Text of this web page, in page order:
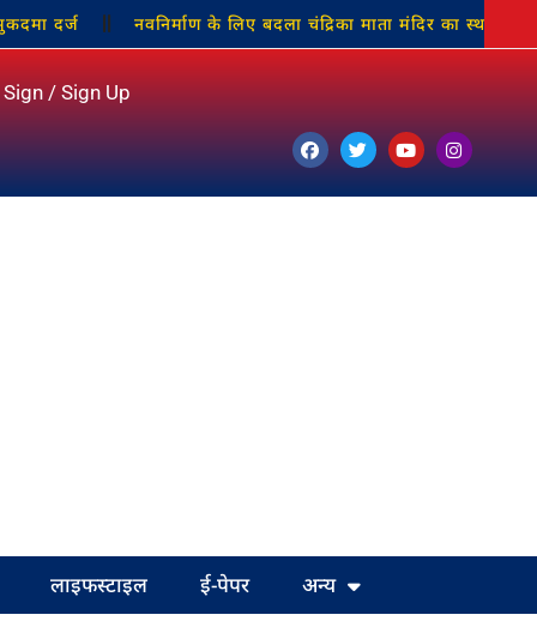
नवनिर्माण के लिए बदला चंद्रिका माता मंदिर का स्थान युवक के
Sign / Sign Up
लाइफस्टाइल ई-पेपर अन्य